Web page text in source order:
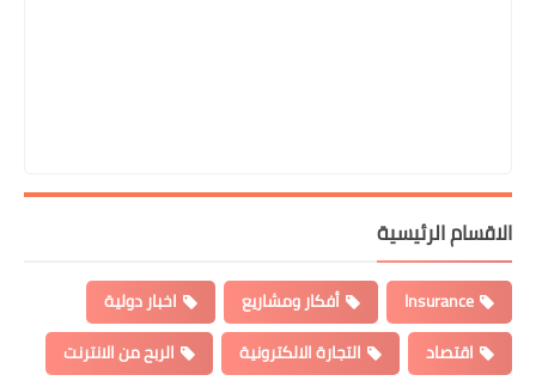
الاقسام الرئيسية
Insurance أفكار ومشاريع
اخبار دولية
اقتصاد
التجارة الالكترونية
الربح من الانترنت